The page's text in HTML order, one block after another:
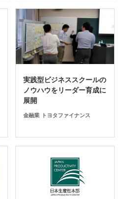
実践型ビジネススクールの
ノウハウをリーダー育成に
展開
金融業 トヨタファイナンス